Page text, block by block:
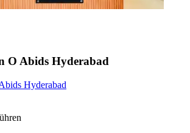
O Abids Hyderabad
Hyderabad